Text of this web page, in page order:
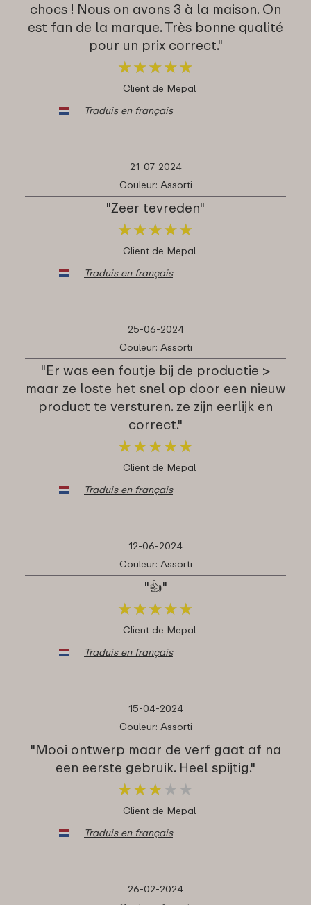
chocs ! Nous on avons 3 à la maison. On
est fan de la marque. Très bonne qualité
pour un prix correct."
★★★★★
★★★★★
Client de Mepal
Traduis en français
21-07-2024
Couleur: Assorti
"Zeer tevreden"
★★★★★
★★★★★
Client de Mepal
Traduis en français
25-06-2024
Couleur: Assorti
"Er was een foutje bij de productie >
maar ze loste het snel op door een nieuw
product te versturen. ze zijn eerlijk en
correct."
★★★★★
★★★★★
Client de Mepal
Traduis en français
12-06-2024
Couleur: Assorti
"👍"
★★★★★
★★★★★
Client de Mepal
Traduis en français
15-04-2024
Couleur: Assorti
"Mooi ontwerp maar de verf gaat af na
een eerste gebruik. Heel spijtig."
★★★ ★ ★
★★★ ★ ★
Client de Mepal
Traduis en français
26-02-2024